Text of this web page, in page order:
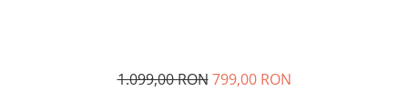
Navigatii Smart1.099,00 RON 799,00 RON